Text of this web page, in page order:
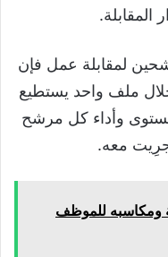
المقابلة.
لمقابلة عمل فإن
ملف واحد يستطيع
مستوى وأداء كل مرشح
معه.
ومكاسبه للموظف